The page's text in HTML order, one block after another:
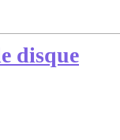
disque